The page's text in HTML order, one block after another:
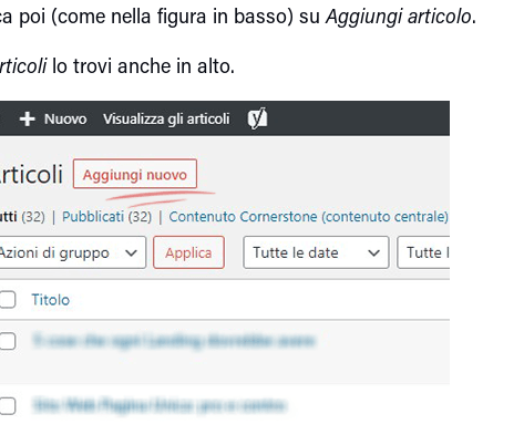
poi (come nella figura in basso) suAggiungi articolo.
lo trovi anche in alto.